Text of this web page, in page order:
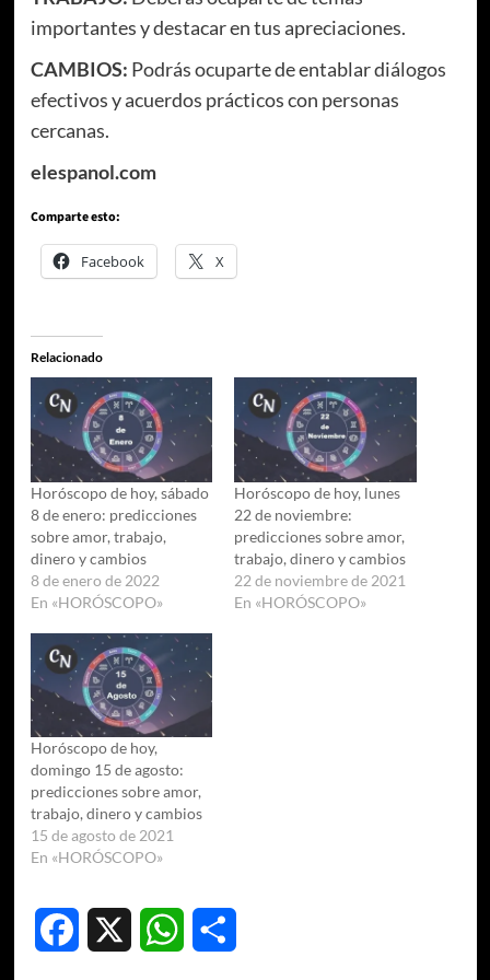
importantes y destacar en tus apreciaciones.
CAMBIOS: Podrás ocuparte de entablar diálogos
efectivos y acuerdos prácticos con personas
cercanas.
elespanol.com
Comparte esto:
Facebook X
Relacionado
Horóscopo de hoy, sábado
8 de enero: predicciones
sobre amor, trabajo,
dinero y cambios
8 de enero de 2022
En «HORÓSCOPO»
Horóscopo de hoy, lunes
22 de noviembre:
predicciones sobre amor,
trabajo, dinero y cambios
22 de noviembre de 2021
En «HORÓSCOPO»
Horóscopo de hoy,
domingo 15 de agosto:
predicciones sobre amor,
trabajo, dinero y cambios
15 de agosto de 2021
En «HORÓSCOPO»
Facebook WhatsApp